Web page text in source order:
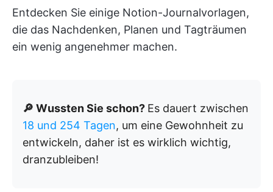
Entdecken Sie einige Notion-Journalvorlagen,
die das Nachdenken, Planen und Tagträumen
ein wenig angenehmer machen.
🔎 Wussten Sie schon? Es dauert zwischen
18 und 254 Tagen, um eine Gewohnheit zu
entwickeln, daher ist es wirklich wichtig,
dranzubleiben!